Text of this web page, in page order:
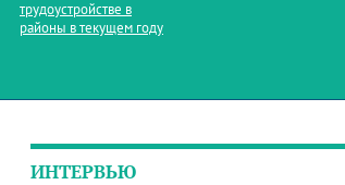
трудоустройстве в
районы в текущем году
ИНТЕРВЬЮ